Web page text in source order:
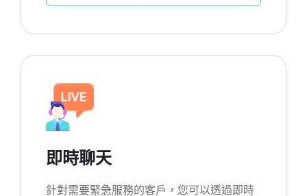
即時聊天
針對需要緊急服務的客戶，您可以透過即時